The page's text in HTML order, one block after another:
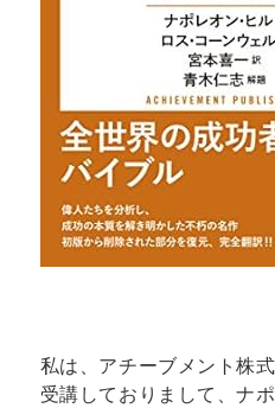
私は、アチーブメント株
受講しておりまして、ナ